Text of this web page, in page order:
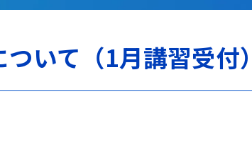
いて（1月講習受付